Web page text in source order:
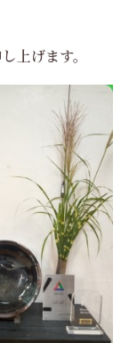
上げます。